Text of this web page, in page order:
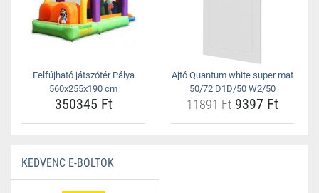
Felfújható játszótér Pálya
560x255x190 cm
350345 Ft
Ajtó Quantum white super mat
50/72 D1D/50 W2/50
11891 Ft9397 Ft
KEDVENC E-BOLTOK